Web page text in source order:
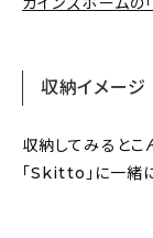
収納イメージ
収納してみるとこ
「Skitto」に一緒